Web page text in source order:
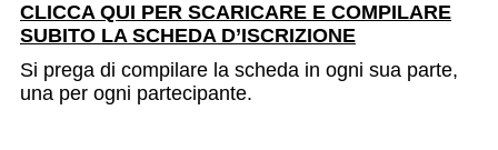
CLICCA QUI PER SCARICARE E COMPILARE
SUBITO LA SCHEDA D’ISCRIZIONE
Si prega di compilare la scheda in ogni sua parte,
una per ogni partecipante.